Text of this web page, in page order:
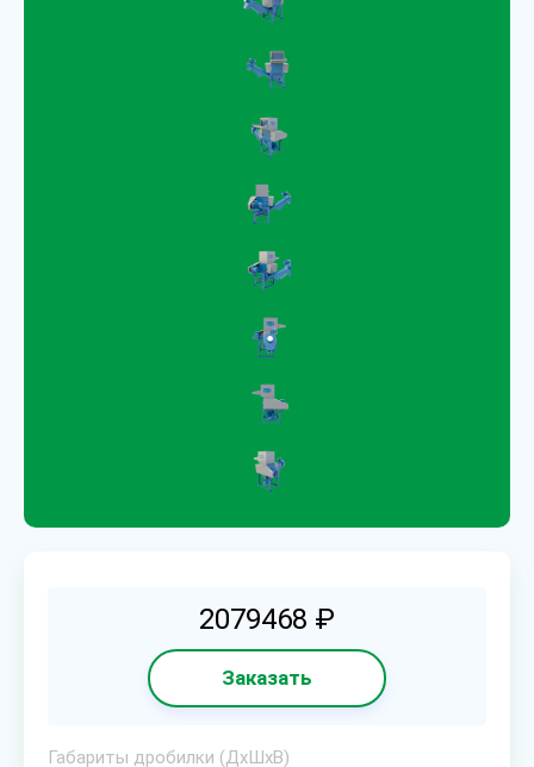
2079468 ₽
Заказать
Габариты дробилки (ДхШхВ)